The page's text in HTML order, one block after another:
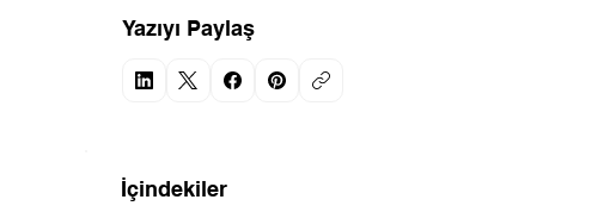
Yazıyı Paylaş
İçindekiler